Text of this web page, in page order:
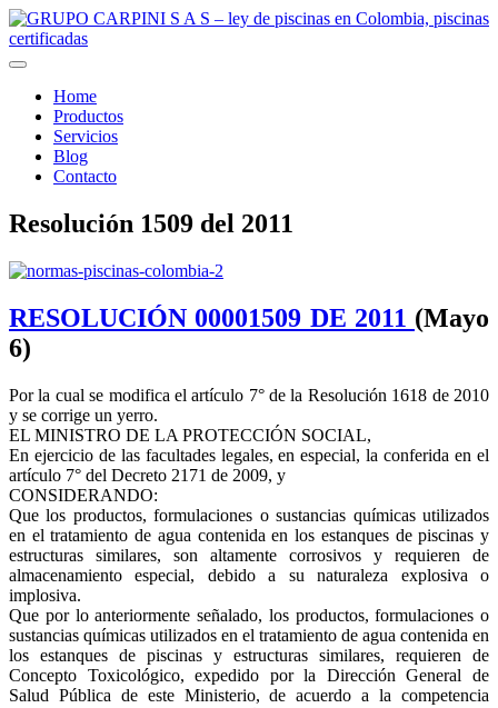
Home
Productos
Servicios
Blog
Contacto
Resolución 1509 del 2011
RESOLUCIÓN 00001509 DE 2011 (Mayo
6)
Por la cual se modifica el artículo 7° de la Resolución 1618 de 2010
y se corrige un yerro.
EL MINISTRO DE LA PROTECCIÓN SOCIAL,
En ejercicio de las facultades legales, en especial, la conferida en el
artículo 7° del Decreto 2171 de 2009, y
CONSIDERANDO:
Que los productos, formulaciones o sustancias químicas utilizados
en el tratamiento de agua contenida en los estanques de piscinas y
estructuras similares, son altamente corrosivos y requieren de
almacenamiento especial, debido a su naturaleza explosiva o
implosiva.
Que por lo anteriormente señalado, los productos, formulaciones o
sustancias químicas utilizados en el tratamiento de agua contenida en
los estanques de piscinas y estructuras similares, requieren de
Concepto Toxicológico, expedido por la Dirección General de
Salud Pública de este Ministerio, de acuerdo a la competencia